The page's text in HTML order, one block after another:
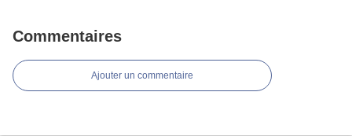
Commentaires
Ajouter un commentaire